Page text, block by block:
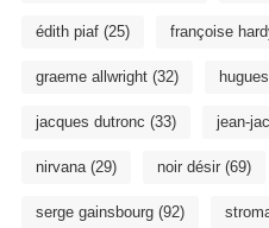
édith piaf(25) françoise
graeme allwright(32)
jacques dutronc (33) jean-
nirvana(29) noir désir(69)
serge gainsbourg(92)